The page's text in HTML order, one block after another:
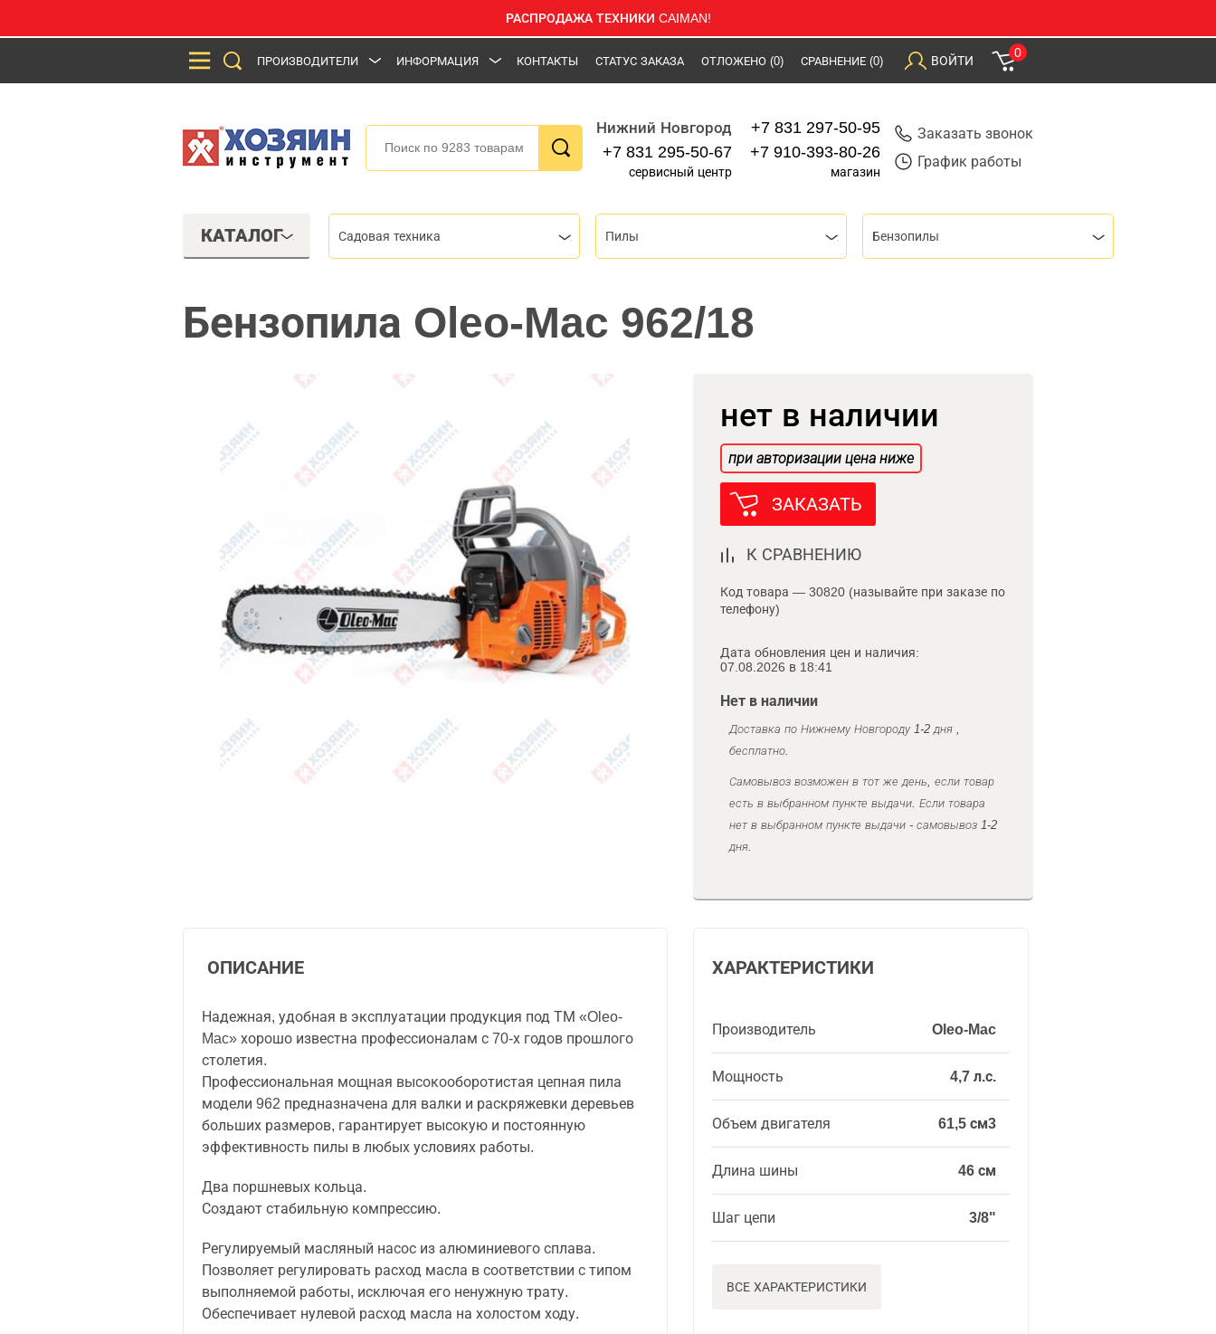
РАСПРОДАЖА ТЕХНИКИ CAIMAN!
ПРОИЗВОДИТЕЛИ ИНФОРМАЦИЯ КОНТАКТЫ СТАТУС ЗАКАЗА ОТЛОЖЕНО (0) СРАВНЕНИЕ (0) ВОЙТИ
0
Нижний Новгород
+7 831 295-50-67
сервисный центр
+7 831 297-50-95
+7 910-393-80-26
магазин
Заказать звонок
График работы
КАТАЛОГ Садовая техника Пилы Бензопилы
Бензопила Oleo-Mac 962/18
нет в наличии
при авторизации цена ниже
ЗАКАЗАТЬ
К СРАВНЕНИЮ
Код товара — 30820 (называйте при заказе по
телефону)
Дата обновления цен и наличия:
07.08.2026 в 18:41
Нет в наличии
Доставка по Нижнему Новгороду 1-2 дня ,
бесплатно.
Самовывоз возможен в тот же день, если товар
есть в выбранном пункте выдачи. Если товара
нет в выбранном пункте выдачи - самовывоз 1-2
дня.
ХАРАКТЕРИСТИКИ
Производитель Oleo-Mac
Мощность 4,7 л.с.
Объем двигателя 61,5 см3
Длина шины 46 см
Шаг цепи 3/8"
ВСЕ ХАРАКТЕРИСТИКИ
ОПИСАНИЕ
Надежная, удобная в эксплуатации продукция под ТМ «Oleo-
Mac» хорошо известна профессионалам с 70-х годов прошлого
столетия.
Профессиональная мощная высокооборотистая цепная пила
модели 962 предназначена для валки и раскряжевки деревьев
больших размеров, гарантирует высокую и постоянную
эффективность пилы в любых условиях работы.
Два поршневых кольца.
Создают стабильную компрессию.
Регулируемый масляный насос из алюминиевого сплава.
Позволяет регулировать расход масла в соответствии с типом
выполняемой работы, исключая его ненужную трату.
Обеспечивает нулевой расход масла на холостом ходу.